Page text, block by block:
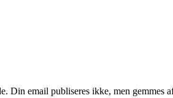
Din email publiseres ikke, men gemmes